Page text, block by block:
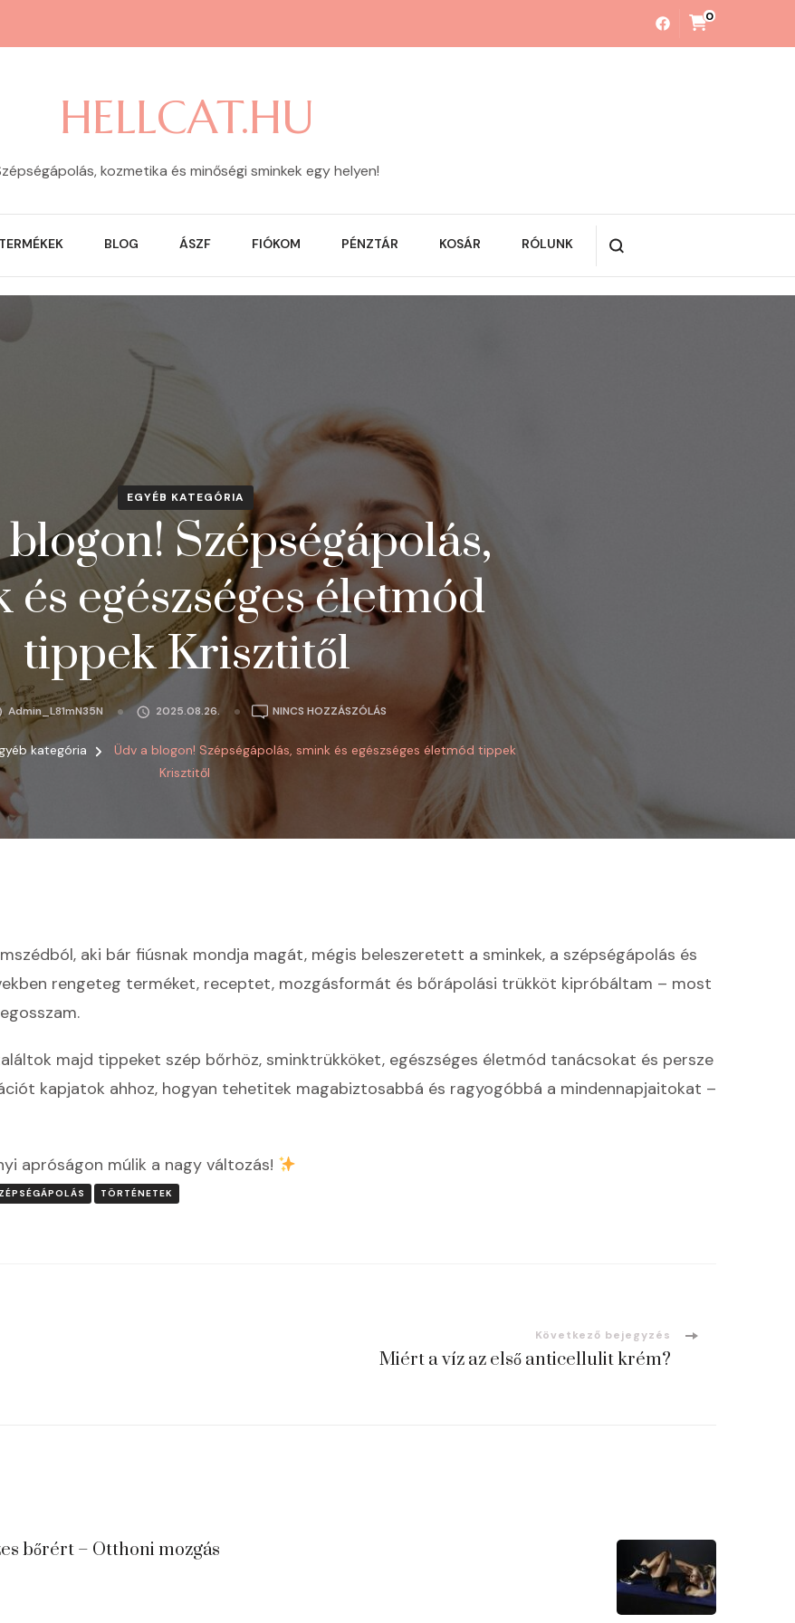
0
HELLCAT.HU
kozmetika és minőségi sminkek egy helyen!
BLOG ÁSZF FIÓKOM PÉNZTÁR KOSÁR RÓLUNK
EGYÉB KATEGÓRIA
Szépségápolás,
és egészséges életmód
tippek Krisztitől
Admin_L81mN35N 2025.08.26. NINCS HOZZÁSZÓLÁSA(Z)
A
SZÉPSÉGÁPOLÁS,
EGÉSZSÉGES
kategória
Üdv a blogon! Szépségápolás, smink és egészséges életmód tippek
Krisztitől
aki bár fiúsnak mondja magát, mégis beleszeretett a sminkek, a szépségápolás és
rengeteg terméket, receptet, mozgásformát és bőrápolási trükköt kipróbáltam – most
majd tippeket szép bőrhöz, sminktrükköket, egészséges életmód tanácsokat és persze
kapjatok ahhoz, hogyan tehetitek magabiztosabbá és ragyogóbbá a mindennapjaitokat –
apróságon múlik a nagy változás!
TÖRTÉNETEK
Következő bejegyzés
Miért a víz az első anticellulit krém?
bőrért – Otthoni mozgás